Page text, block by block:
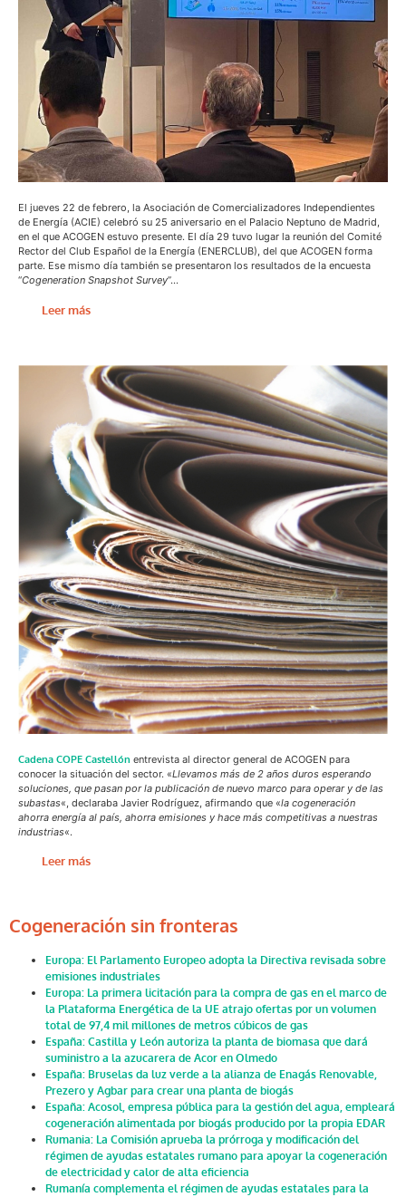
El jueves 22 de febrero, la Asociación de Comercializadores Independientes
de Energía (ACIE) celebró su 25 aniversario en el Palacio Neptuno de Madrid,
en el que ACOGEN estuvo presente. El día 29 tuvo lugar la reunión del Comité
Rector del Club Español de la Energía (ENERCLUB), del que ACOGEN forma
parte. Ese mismo día también se presentaron los resultados de la encuesta
“Cogeneration Snapshot Survey”…
Leer más
Cadena COPE Castellón entrevista al director general de ACOGEN para
conocer la situación del sector. «Llevamos más de 2 años duros esperando
soluciones, que pasan por la publicación de nuevo marco para operar y de las
subastas«, declaraba Javier Rodríguez, afirmando que «la cogeneración
ahorra energía al país, ahorra emisiones y hace más competitivas a nuestras
industrias«.
Leer más
Cogeneración sin fronteras
Europa: El Parlamento Europeo adopta la Directiva revisada sobre
emisiones industriales
Europa: La primera licitación para la compra de gas en el marco de
la Plataforma Energética de la UE atrajo ofertas por un volumen
total de 97,4 mil millones de metros cúbicos de gas
España: Castilla y León autoriza la planta de biomasa que dará
suministro a la azucarera de Acor en Olmedo
España: Bruselas da luz verde a la alianza de Enagás Renovable,
Prezero y Agbar para crear una planta de biogás
España: Acosol, empresa pública para la gestión del agua, empleará
cogeneración alimentada por biogás producido por la propia EDAR
Rumania: La Comisión aprueba la prórroga y modificación del
régimen de ayudas estatales rumano para apoyar la cogeneración
de electricidad y calor de alta eficiencia
Rumanía complementa el régimen de ayudas estatales para la